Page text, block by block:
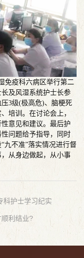
疫科六病区举行第二
及风湿系统护士长参
3级(极高危)、脑梗死
培训。在讨论会上，
意见和建议。最后护
问题给予指导，同时
九不准”落实情况进行督
从身边做起，从小事
护士学习纪实
利结业?